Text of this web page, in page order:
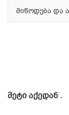
მიწოდება და
ᲛᲔᲢᲘ ᲐᲥᲔᲓᲐᲜ .